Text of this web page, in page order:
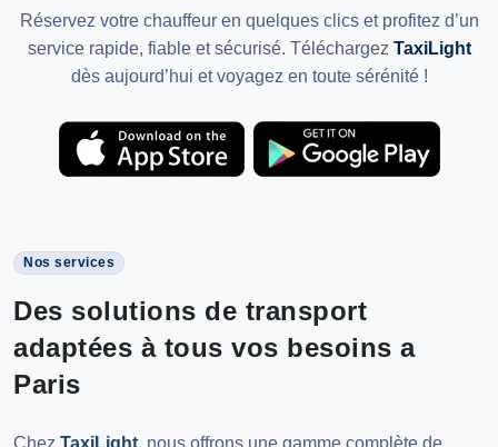
Réservez votre chauffeur en quelques clics et profitez d’un
service rapide, fiable et sécurisé. Téléchargez TaxiLight
dès aujourd’hui et voyagez en toute sérénité !
Nos services
Des solutions de transport
adaptées à tous vos besoins a
Paris